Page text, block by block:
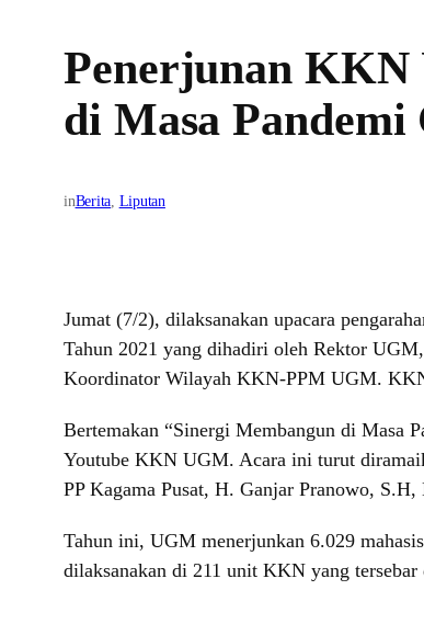
Penerjunan KKN
di Masa Pandemi
inBerita, Liputan
Jumat (7/2), dilaksanakan upacara
Tahun 2021 yang dihadiri oleh Rektor
Koordinator Wilayah KKN-PPM UGM.
Bertemakan “Sinergi Membangun di Masa
Youtube KKN UGM. Acara ini turut
PP Kagama Pusat, H. Ganjar Pranowo, S.H,
Tahun ini, UGM menerjunkan 6.029
dilaksanakan di 211 unit KKN yang